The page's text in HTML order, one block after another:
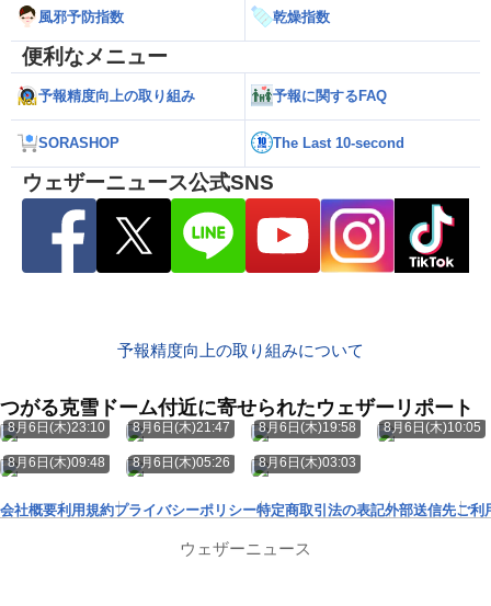
風邪予防指数 乾燥指数
便利なメニュー
予報精度向上の取り組み 予報に関するFAQ
SORASHOP The Last 10-second
ウェザーニュース公式SNS
予報精度向上の取り組みについて
つがる克雪ドーム付近に寄せられたウェザーリポート
8月6日(木)23:10 8月6日(木)21:47 8月6日(木)19:58 8月6日(木)10:05
8月6日(木)09:48 8月6日(木)05:26 8月6日(木)03:03
会社概要利用規約プライバシーポリシー特定商取引法の表記外部送信先ご利
ウェザーニュース